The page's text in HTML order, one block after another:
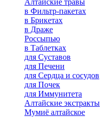
Алтайские травы
в Фильтр-пакетах
в Брикетах
в Драже
Россыпью
в Таблетках
для Cуставов
для Печени
для Сердца и сосудов
для Почек
для Иммунитета
Алтайские экстракты
Мумиё алтайское